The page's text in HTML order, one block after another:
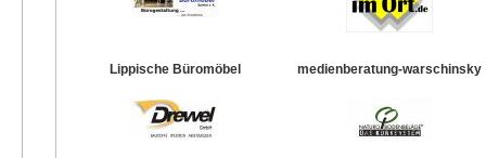
Lippische Büromöbel medienberatung-warschinsky